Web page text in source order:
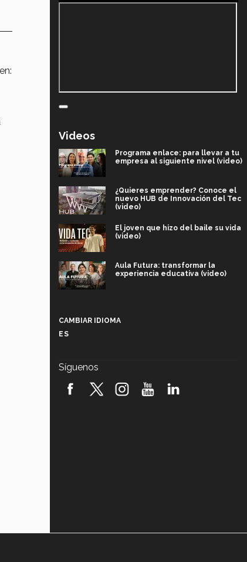
Videos
Programa enlace: para llevar a tu
empresa al siguiente nivel (video)
¿Quieres emprender? Conoce el
nuevo HUB de Innovación del Tec
(video)
El joven que hizo del baile su vida
(video)
Aula Futura: transformar la
experiencia educativa (video)
robótica FIRST 2026! (video)
CAMBIAR IDIOMA
ES
Síguenos